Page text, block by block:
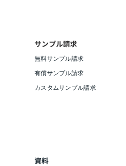
サンプル請求
無料サンプル請求​
有償サンプル請求
​カスタムサンプル請求
資料